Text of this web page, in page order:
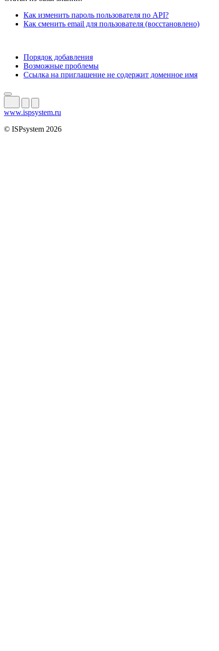
Как изменить пароль пользователя по API?
Как сменить email для пользователя (восстановлено)
Порядок добавления
Возможные проблемы
Ссылка на приглашение не содержит доменное имя
www.ispsystem.ru
© ISPsystem 2026